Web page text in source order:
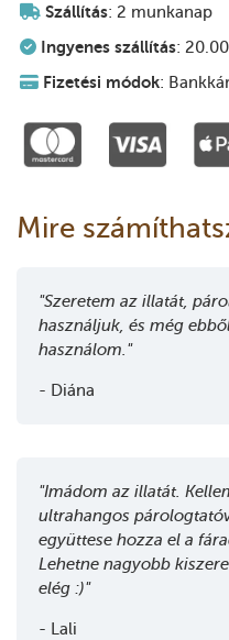
Mire
"Szeretem az illatát,
használjuk, és még
használom."
- Diána
"Imádom az illatát.
ultrahangos
együttese hozza el a
Lehetne nagyobb
elég :)"
- Lali
Szállítás: 2 munkanap
Ingyenes szállítás:
Fizetési módok: